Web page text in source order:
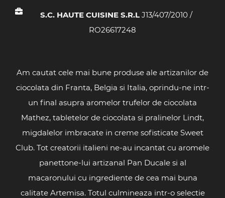
S.C. HAUTE CUISINE S.R.L J13/407/2010 /
RO26617248
Am cautat cele mai bune produse ale artizanilor de
ciocolata din Franta, Belgia si Italia, oprindu-ne intr-
un final asupra aromelor trufelor de ciocolata
Mathez, tabletelor de ciocolata si pralinelor Lindt,
migdalelor imbracate in creme sofisticate Sweet
Club. Tot creatorii italieni ne-au incantat cu aromele
panettone-lui artizanal Pan Ducale si al
macaronului cu ingrediente de cea mai buna
calitate Artemisa. Totul culmineaza intr-o selectie